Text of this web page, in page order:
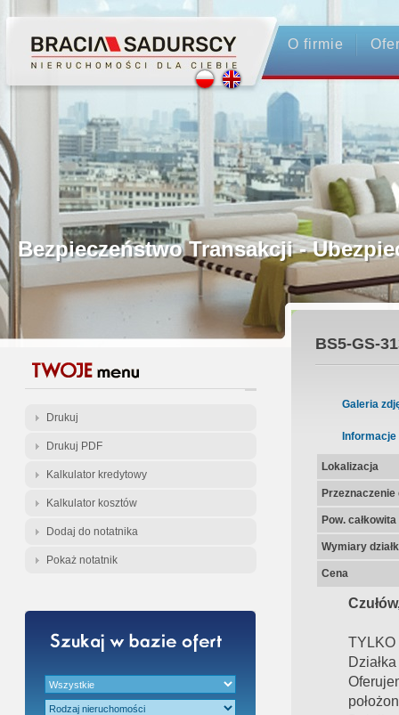
O firmie
Profesjonalne Pośrednictwo
Bezpieczeństwo Transakcji -
Licencjonowani Pośrednicy
Gwarancja Zwrotu Zadatku
Gratis - Przedwstępna Umowa
Drukuj
Drukuj PDF
Kalkulator kredytowy
Kalkulator kosztów
Dodaj do notatnika
Pokaż notatnik
BS5-GS-
Galeria
Informacje
Lokalizacja
Przeznaczenie
Pow.
Wymiary
Cena
TYLKO